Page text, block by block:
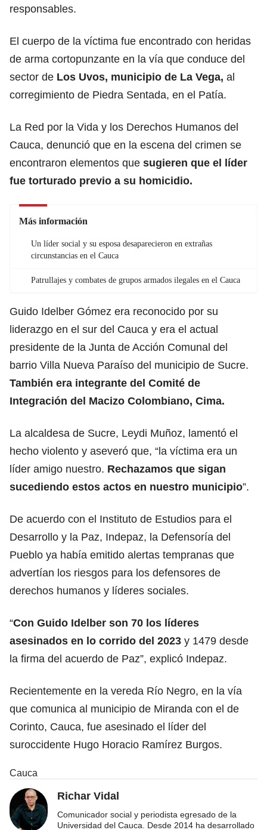
responsables.
El cuerpo de la víctima fue encontrado con heridas
de arma cortopunzante en la vía que conduce del
sector de Los Uvos, municipio de La Vega, al
corregimiento de Piedra Sentada, en el Patía.
La Red por la Vida y los Derechos Humanos del
Cauca, denunció que en la escena del crimen se
encontraron elementos que sugieren que el líder
fue torturado previo a su homicidio.
Más información
Un líder social y su esposa desaparecieron en extrañas
circunstancias en el Cauca
Patrullajes y combates de grupos armados ilegales en el Cauca
Guido Idelber Gómez era reconocido por su
liderazgo en el sur del Cauca y era el actual
presidente de la Junta de Acción Comunal del
barrio Villa Nueva Paraíso del municipio de Sucre.
También era integrante del Comité de
Integración del Macizo Colombiano, Cima.
La alcaldesa de Sucre, Leydi Muñoz, lamentó el
hecho violento y aseveró que, “la víctima era un
líder amigo nuestro. Rechazamos que sigan
sucediendo estos actos en nuestro municipio”.
De acuerdo con el Instituto de Estudios para el
Desarrollo y la Paz, Indepaz, la Defensoría del
Pueblo ya había emitido alertas tempranas que
advertían los riesgos para los defensores de
derechos humanos y líderes sociales.
“Con Guido Idelber son 70 los líderes
asesinados en lo corrido del 2023 y 1479 desde
la firma del acuerdo de Paz”, explicó Indepaz.
Recientemente en la vereda Río Negro, en la vía
que comunica al municipio de Miranda con el de
Corinto, Cauca, fue asesinado el líder del
suroccidente Hugo Horacio Ramírez Burgos.
Cauca
Richar Vidal
Comunicador social y periodista egresado de la
Universidad del Cauca. Desde 2014 ha desarrollado